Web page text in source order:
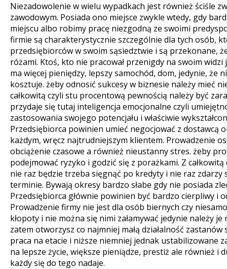
Niezadowolenie w wielu wypadkach jest również ściśle
zawodowym. Posiada ono miejsce zwykle wtedy, gdy
miejscu albo robimy pracę niezgodną ze swoimi
firmie są charakterystycznie szczególnie dla tych osób,
przedsiębiorców w swoim sąsiedztwie i są przekonane,
różami. Ktoś, kto nie pracował przenigdy na swoim
ma więcej pieniędzy, lepszy samochód, dom, jedynie, że
kosztuje. żeby odnosić sukcesy w biznesie należy mieć
całkowitą czyli stu procentową pewnością należy być
przydaje się tutaj inteligencja emocjonalne czyli
zastosowania swojego potencjału i właściwie
Przedsiębiorca powinien umieć negocjować z dostawcą
każdym, wręcz najtrudniejszym klientem. Prowadzenie
obciążenie czasowe a również nieustanny stres. żeby
podejmować ryzyko i godzić się z porażkami. Z
nie raz będzie trzeba sięgnąć po kredyty i nie raz zdarzy
terminie. Bywają okresy bardzo słabe gdy nie posiada
Przedsiębiorca głównie powinien być bardzo cierpliwy i
Prowadzenie firmy nie jest dla osób biernych czy
kłopoty i nie można się nimi załamywać jedynie należy
zatem otworzysz co najmniej małą działalność zastanów
praca na etacie i niższe niemniej jednak ustabilizowane
na lepsze życie, większe pieniądze, prestiż ale również i
każdy się do tego nadaje.